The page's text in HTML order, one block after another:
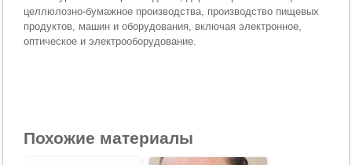
целлюлозно-бумажное производства, производство пищевых
продуктов, машин и оборудования, включая электронное,
оптическое и электрооборудование.
Похожие материалы